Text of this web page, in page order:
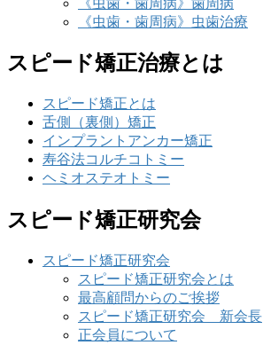
《虫歯・歯周病》虫歯治療
スピード矯正治療とは
スピード矯正とは
舌側（裏側）矯正
インプラントアンカー矯正
寿谷法コルチコトミー
ヘミオステオトミー
スピード矯正研究会
スピード矯正研究会
スピード矯正研究会とは
最高顧問からのご挨拶
スピード矯正研究会 新会長
正会員について